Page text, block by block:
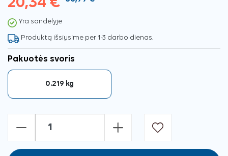
Yra sandėlyje
Produktą išsiųsime per 1-3 darbo dienas.
Pakuotės svoris
0.219 kg
- +